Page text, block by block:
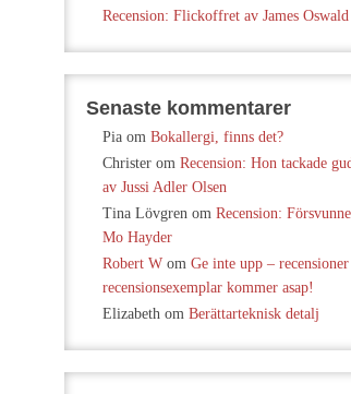
Recension: Flickoffret av James Oswald
Senaste kommentarer
Pia om Bokallergi, finns det?
Christer om Recension: Hon tackade
av Jussi Adler Olsen
Tina Lövgren om Recension:
Mo Hayder
Robert W om Ge inte upp –
recensionsexemplar kommer asap!
Elizabeth om Berättarteknisk detalj